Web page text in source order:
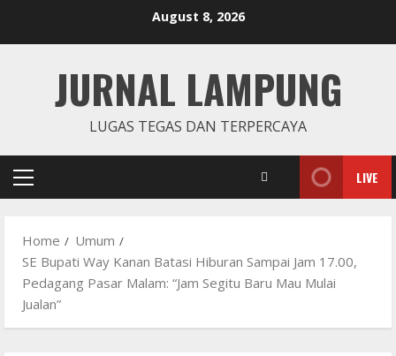
August 8, 2026
JURNAL LAMPUNG
LUGAS TEGAS DAN TERPERCAYA
Primary
LIVE
Home
Umum
SE Bupati Way Kanan Batasi Hiburan Sampai Jam 17.00,
Pedagang Pasar Malam: “Jam Segitu Baru Mau Mulai
Jualan”